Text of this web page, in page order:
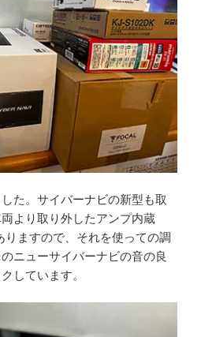
た。サイバーナビの新型も取
より取り外したアンプ内蔵
りますので、それを使っての調
ニューサイバーナビの音の良
しています。